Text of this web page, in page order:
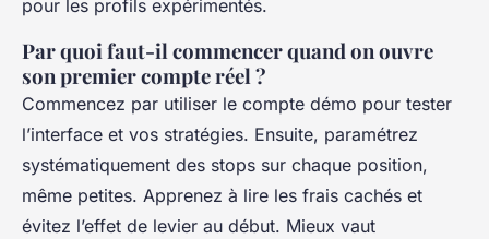
pour les profils expérimentés.
Par quoi faut-il commencer quand on ouvre
son premier compte réel ?
Commencez par utiliser le compte démo pour tester
l’interface et vos stratégies. Ensuite, paramétrez
systématiquement des stops sur chaque position,
même petites. Apprenez à lire les frais cachés et
évitez l’effet de levier au début. Mieux vaut